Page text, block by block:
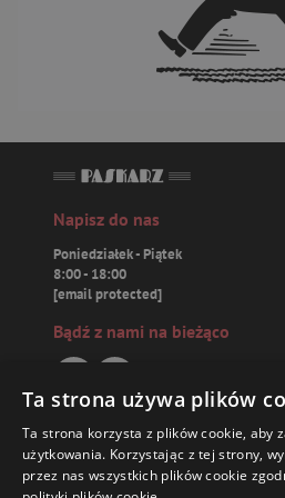
Napisz do nas
Poniedziałek - Piątek
8:00 - 18:00
[email protected]
Bądź z nami na bieżąco
Paskarz.pl
Ta strona używa plików
Ta strona korzysta z plików cookie, aby
użytkowania. Korzystając z tej strony,
przez nas wszystkich plików cookie